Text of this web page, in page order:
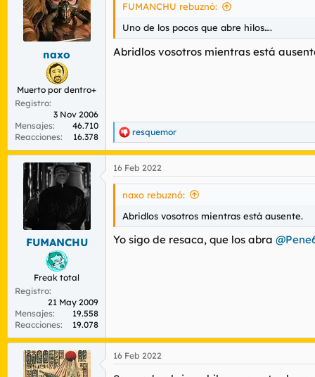
e
s
naxo
Muerto por dentro+
Registro
3 Nov 2006
Mensajes
46.710
Reacciones
16.378
FUMANCHU rebuznó:
Uno de los pocos que abre hilos….
Abridlos vosotros mientras está
R
e
a
c
c
e
s
resquemor
FUMANCHU
Freak total
Registro
21 May 2009
Mensajes
19.558
Reacciones
19.078
16 Feb 2022
naxo rebuznó:
Abridlos vosotros mientras está ausente.
Yo sigo de resaca, que los abra
16 Feb 2022